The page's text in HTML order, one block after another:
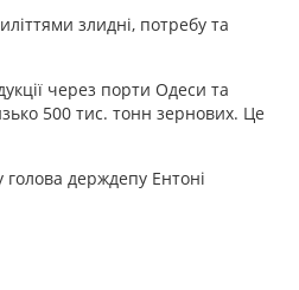
злидні, потребу та
через порти Одеси та
500 тис. тонн зернових. Це
держдепу Ентоні